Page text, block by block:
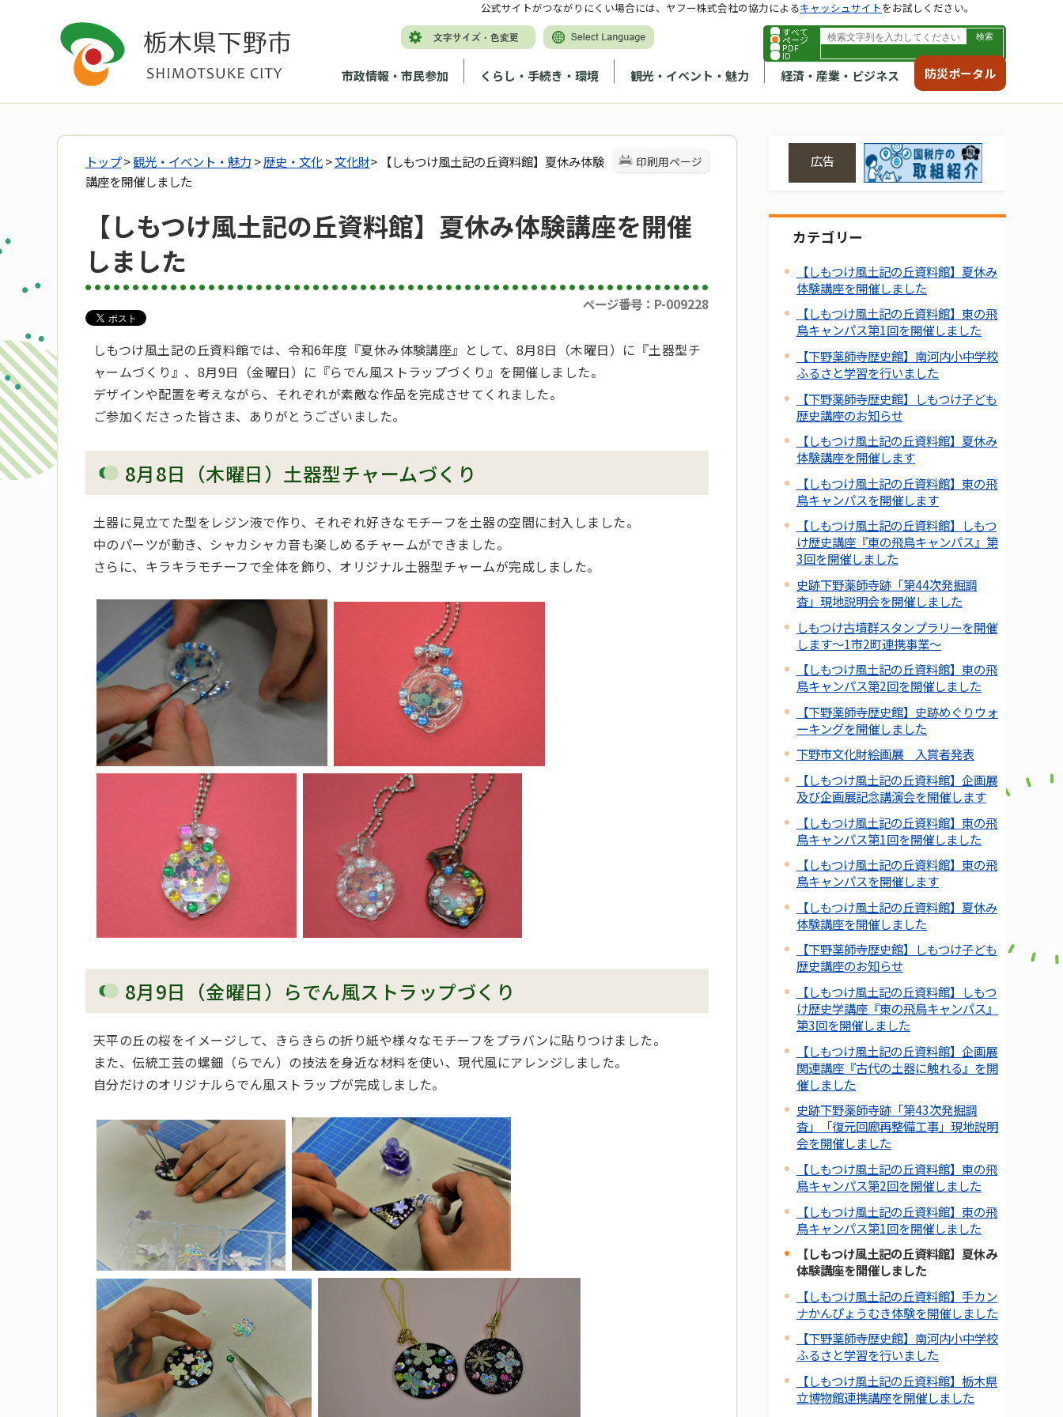
すべて
ページ
PDF
ID
市政情報・市民参加 くらし・手続き・環境 観光・イベント・魅力 経済・産業・ビジネス 防災ポータル
公式サイトがつながりにくい場合には、ヤフー株式会社の協力によるキャッシュサイトをお試しください。
印刷用ページ
トップ>観光・イベント・魅力 >歴史・文化>文化財> 【しもつけ風土記の丘資料館】夏休み体験
講座を開催しました
【しもつけ風土記の丘資料館】夏休み体験講座を開催
しました
ページ番号：P-009228
しもつけ風土記の丘資料館では、令和6年度『夏休み体験講座』として、8月8日（木曜日）に『土器型チ
ャームづくり』、8月9日（金曜日）に『らでん風ストラップづくり』を開催しました。
デザインや配置を考えながら、それぞれが素敵な作品を完成させてくれました。
ご参加くださった皆さま、ありがとうございました。
8月8日（木曜日）土器型チャームづくり
土器に見立てた型をレジン液で作り、それぞれ好きなモチーフを土器の空間に封入しました。
中のパーツが動き、シャカシャカ音も楽しめるチャームができました。
さらに、キラキラモチーフで全体を飾り、オリジナル土器型チャームが完成しました。
8月9日（金曜日）らでん風ストラップづくり
天平の丘の桜をイメージして、きらきらの折り紙や様々なモチーフをプラバンに貼りつけました。
また、伝統工芸の螺鈿（らでん）の技法を身近な材料を使い、現代風にアレンジしました。
自分だけのオリジナルらでん風ストラップが完成しました。
広告
カテゴリー
【しもつけ風土記の丘資料館】夏休み
体験講座を開催しました
【しもつけ風土記の丘資料館】東の飛
鳥キャンパス第1回を開催しました
【下野薬師寺歴史館】南河内小中学校
ふるさと学習を行いました
【下野薬師寺歴史館】しもつけ子ども
歴史講座のお知らせ
【しもつけ風土記の丘資料館】夏休み
体験講座を開催します
【しもつけ風土記の丘資料館】東の飛
鳥キャンパスを開催します
【しもつけ風土記の丘資料館】しもつ
け歴史講座『東の飛鳥キャンパス』第
3回を開催しました
史跡下野薬師寺跡「第44次発掘調
査」現地説明会を開催しました
しもつけ古墳群スタンプラリーを開催
します～1市2町連携事業～
【しもつけ風土記の丘資料館】東の飛
鳥キャンパス第2回を開催しました
【下野薬師寺歴史館】史跡めぐりウォ
ーキングを開催しました
下野市文化財絵画展 入賞者発表
【しもつけ風土記の丘資料館】企画展
及び企画展記念講演会を開催します
【しもつけ風土記の丘資料館】東の飛
鳥キャンパス第1回を開催しました
【しもつけ風土記の丘資料館】東の飛
鳥キャンパスを開催します
【しもつけ風土記の丘資料館】夏休み
体験講座を開催しました
【下野薬師寺歴史館】しもつけ子ども
歴史講座のお知らせ
【しもつけ風土記の丘資料館】しもつ
け歴史学講座『東の飛鳥キャンパス』
第3回を開催しました
【しもつけ風土記の丘資料館】企画展
関連講座『古代の土器に触れる』を開
催しました
史跡下野薬師寺跡「第43次発掘調
査」「復元回廊再整備工事」現地説明
会を開催しました
【しもつけ風土記の丘資料館】東の飛
鳥キャンパス第2回を開催しました
【しもつけ風土記の丘資料館】東の飛
鳥キャンパス第1回を開催しました
【しもつけ風土記の丘資料館】夏休み
体験講座を開催しました
【しもつけ風土記の丘資料館】手カン
ナかんぴょうむき体験を開催しました
【下野薬師寺歴史館】南河内小中学校
ふるさと学習を行いました
【しもつけ風土記の丘資料館】栃木県
立博物館連携講座を開催しました